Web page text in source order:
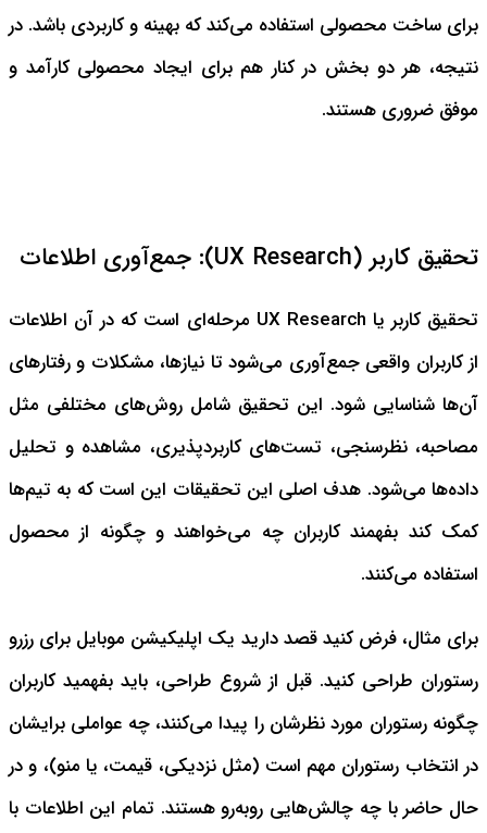
برای ساخت محصولی استفاده می‌کند که بهینه و کاربردی باشد. در
نتیجه، هر دو بخش در کنار هم برای ایجاد محصولی کارآمد و
موفق ضروری هستند.
تحقیق کاربر (UX Research): جمع‌آوری اطلاعات
تحقیق کاربر یا UX Research مرحله‌ای است که در آن اطلاعات
از کاربران واقعی جمع‌آوری می‌شود تا نیازها، مشکلات و رفتارهای
آن‌ها شناسایی شود. این تحقیق شامل روش‌های مختلفی مثل
مصاحبه‌، نظرسنجی، تست‌های کاربردپذیری، مشاهده و تحلیل
داده‌ها می‌شود. هدف اصلی این تحقیقات این است که به تیم‌ها
کمک کند بفهمند کاربران چه می‌خواهند و چگونه از محصول
استفاده می‌کنند.
برای مثال، فرض کنید قصد دارید یک اپلیکیشن موبایل برای رزرو
رستوران طراحی کنید. قبل از شروع طراحی، باید بفهمید کاربران
چگونه رستوران مورد نظرشان را پیدا می‌کنند، چه عواملی برایشان
در انتخاب رستوران مهم است (مثل نزدیکی، قیمت، یا منو)، و در
حال حاضر با چه چالش‌هایی روبه‌رو هستند. تمام این اطلاعات با